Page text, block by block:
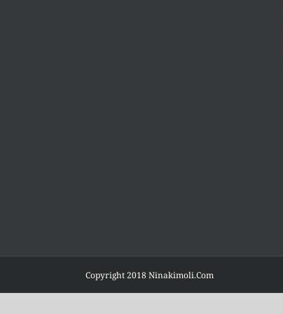
Copyright 2018 Ninakimoli.Com